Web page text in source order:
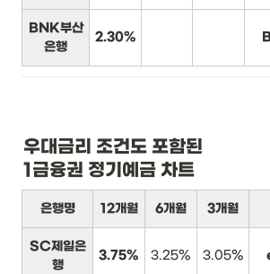
BNK부산
은행
2.30%
우대금리 조건도 포함된
1금융권 정기예금 차트
은행명 12개월 6개월 3개월
SC제일은
행
3.75% 3.25% 3.05%